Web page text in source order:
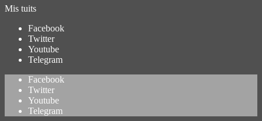
Mis tuits
Facebook
Twitter
Youtube
Telegram
Facebook
Twitter
Youtube
Telegram